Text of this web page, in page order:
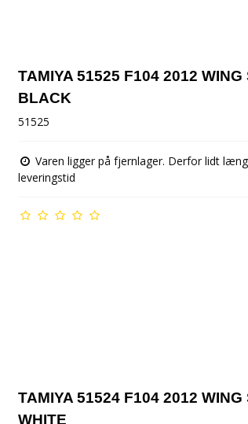
TAMIYA 51525 F104 2012 WING
BLACK
51525
Varen ligger på fjernlager. Derfor lidt
leveringstid
TAMIYA 51524 F104 2012 WING
WHITE